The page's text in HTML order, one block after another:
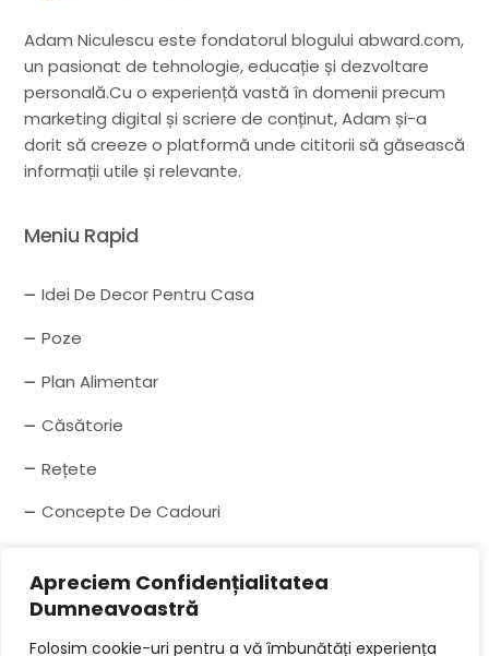
Apreciem Confidențialitatea
Dumneavoastră
Folosim cookie-uri pentru a vă îmbunătăți experiența
Adam Niculescu este fondatorul blogului abward.com,
un pasionat de tehnologie, educație și dezvoltare
personală.Cu o experiență vastă în domenii precum
marketing digital și scriere de conținut, Adam și-a
dorit să creeze o platformă unde cititorii să găsească
informații utile și relevante.
Meniu Rapid
Idei De Decor Pentru Casa
Poze
Plan Alimentar
Căsătorie
Rețete
Concepte De Cadouri
Drepturi De Autor
Acesta servește ca „furnizor de locație”, așa cum